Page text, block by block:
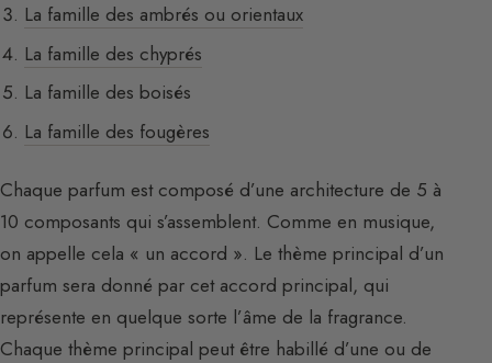
La famille des ambrés ou orientaux
La famille des chyprés
La famille des boisés
La famille des fougères
Chaque parfum est composé d’une architecture de 5 à
10 composants qui s’assemblent. Comme en musique,
on appelle cela « un accord ». Le thème principal d’un
parfum sera donné par cet accord principal, qui
représente en quelque sorte l’âme de la fragrance.
Chaque thème principal peut être habillé d’une ou de